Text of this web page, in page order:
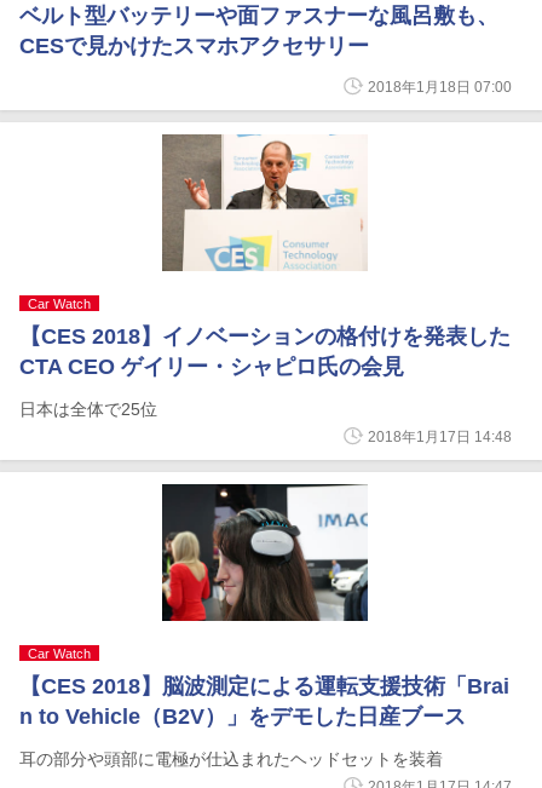
ベルト型バッテリーや面ファスナーな風呂敷も、
CESで見かけたスマホアクセサリー
2018年1月18日 07:00
Car Watch
【CES 2018】イノベーションの格付けを発表した
CTA CEO ゲイリー・シャピロ氏の会見
日本は全体で25位
2018年1月17日 14:48
Car Watch
【CES 2018】脳波測定による運転支援技術「Brai
n to Vehicle（B2V）」をデモした日産ブース
耳の部分や頭部に電極が仕込まれたヘッドセットを装着